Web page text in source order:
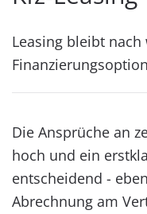
Die Ansprüche an
entscheidend -
Abrechnung am
Leistungsfähigkeit